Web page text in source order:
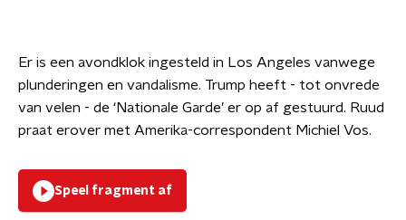
Er is een avondklok ingesteld in Los Angeles vanwege
plunderingen en vandalisme. Trump heeft - tot onvrede
van velen - de ‘Nationale Garde’ er op af gestuurd. Ruud
praat erover met Amerika-correspondent Michiel Vos.
Speel fragment af